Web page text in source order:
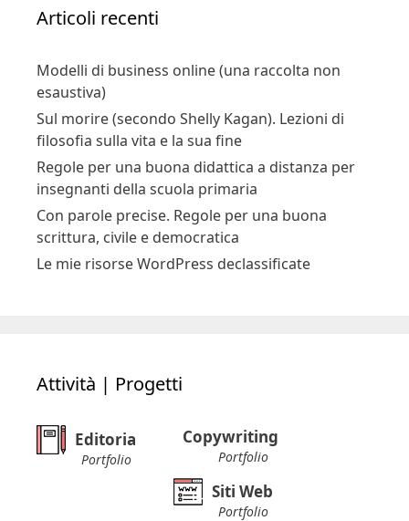
Articoli recenti
Modelli di business online (una raccolta non
esaustiva)
Sul morire (secondo Shelly Kagan). Lezioni di
filosofia sulla vita e la sua fine
Regole per una buona didattica a distanza per
insegnanti della scuola primaria
Con parole precise. Regole per una buona
scrittura, civile e democratica
Le mie risorse WordPress declassificate
Attività | Progetti
Editoria
Portfolio
Copywriting
Portfolio
Siti Web
Portfolio